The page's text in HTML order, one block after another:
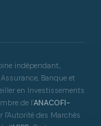
indépendant,
Banque et
en Investissements
de l'ANACOFI-
l'Autorité des Marchés